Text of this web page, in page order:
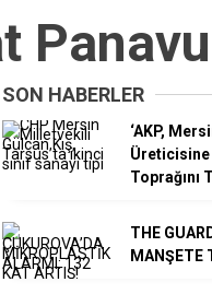
SON HABERLER
‘AKP,
Üreticisine
Toprağını
THE
MANŞETE